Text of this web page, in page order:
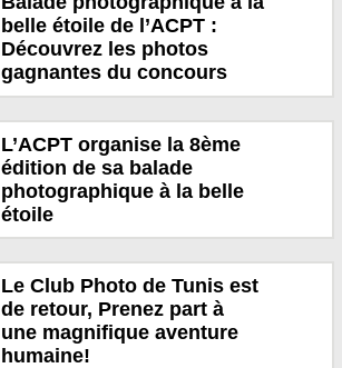
belle étoile de l’ACPT :
Découvrez les photos
gagnantes du concours
L’ACPT organise la 8ème
édition de sa balade
photographique à la belle
étoile
Le Club Photo de Tunis est
de retour, Prenez part à
une magnifique aventure
humaine!